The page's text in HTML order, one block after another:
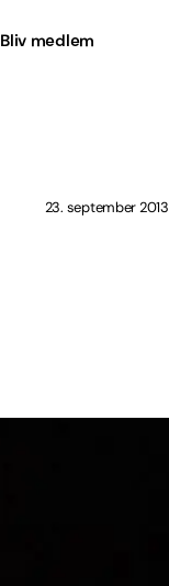
Bliv medlem
23. september 2013